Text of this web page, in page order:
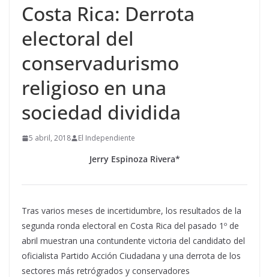
Costa Rica: Derrota
electoral del
conservadurismo
religioso en una
sociedad dividida
5 abril, 2018 El Independiente
Jerry Espinoza Rivera*
Tras varios meses de incertidumbre, los resultados de la
segunda ronda electoral en Costa Rica del pasado 1º de
abril muestran una contundente victoria del candidato del
oficialista Partido Acción Ciudadana y una derrota de los
sectores más retrógrados y conservadores